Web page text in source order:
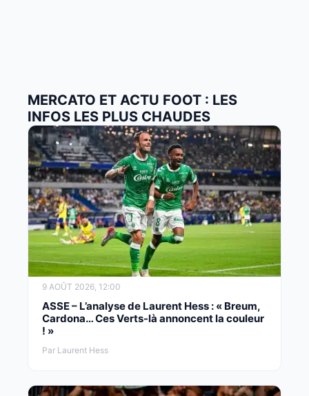
MERCATO ET ACTU FOOT : LES
INFOS LES PLUS CHAUDES
9 AOÛT 2026, 12:00
ASSE – L’analyse de Laurent Hess : « Breum,
Cardona… Ces Verts-là annoncent la couleur
! »
Par Laurent Hess